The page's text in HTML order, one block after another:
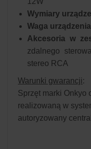
Wymiary
Waga
Akcesoria w
zdalnego
stereo RCA
Warunki gwarancji :
Sprzęt marki Onkyo
realizowaną w
autoryzowany